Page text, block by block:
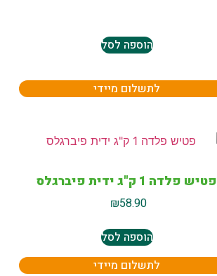
הוספה לסל
לתשלום מיידי
פטיש פלדה 1 ק"ג ידית פיברגלס
₪58.90
הוספה לסל
לתשלום מיידי